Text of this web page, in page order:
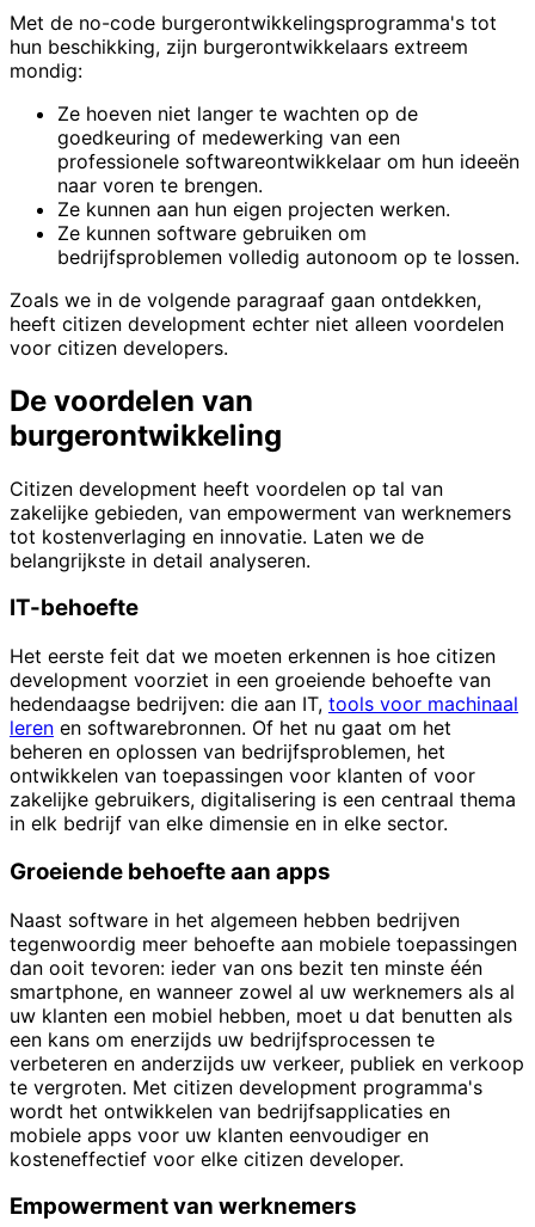
Met de no-code burgerontwikkelingsprogramma's tot
hun beschikking, zijn burgerontwikkelaars extreem
mondig:
Ze hoeven niet langer te wachten op de
goedkeuring of medewerking van een
professionele softwareontwikkelaar om hun ideeën
naar voren te brengen.
Ze kunnen aan hun eigen projecten werken.
Ze kunnen software gebruiken om
bedrijfsproblemen volledig autonoom op te lossen.
Zoals we in de volgende paragraaf gaan ontdekken,
heeft citizen development echter niet alleen voordelen
voor citizen developers.
De voordelen van
burgerontwikkeling
Citizen development heeft voordelen op tal van
zakelijke gebieden, van empowerment van werknemers
tot kostenverlaging en innovatie. Laten we de
belangrijkste in detail analyseren.
IT-behoefte
Het eerste feit dat we moeten erkennen is hoe citizen
development voorziet in een groeiende behoefte van
hedendaagse bedrijven: die aan IT, tools voor machinaal
leren en softwarebronnen. Of het nu gaat om het
beheren en oplossen van bedrijfsproblemen, het
ontwikkelen van toepassingen voor klanten of voor
zakelijke gebruikers, digitalisering is een centraal thema
in elk bedrijf van elke dimensie en in elke sector.
Groeiende behoefte aan apps
Naast software in het algemeen hebben bedrijven
tegenwoordig meer behoefte aan mobiele toepassingen
dan ooit tevoren: ieder van ons bezit ten minste één
smartphone, en wanneer zowel al uw werknemers als al
uw klanten een mobiel hebben, moet u dat benutten als
een kans om enerzijds uw bedrijfsprocessen te
verbeteren en anderzijds uw verkeer, publiek en verkoop
te vergroten. Met citizen development programma's
wordt het ontwikkelen van bedrijfsapplicaties en
mobiele apps voor uw klanten eenvoudiger en
kosteneffectief voor elke citizen developer.
Empowerment van werknemers